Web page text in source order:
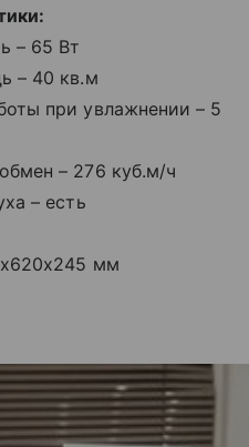
– 65 Вт
– 40 кв.м
при увлажнении – 5
– 276 куб.м/ч
– есть
мм